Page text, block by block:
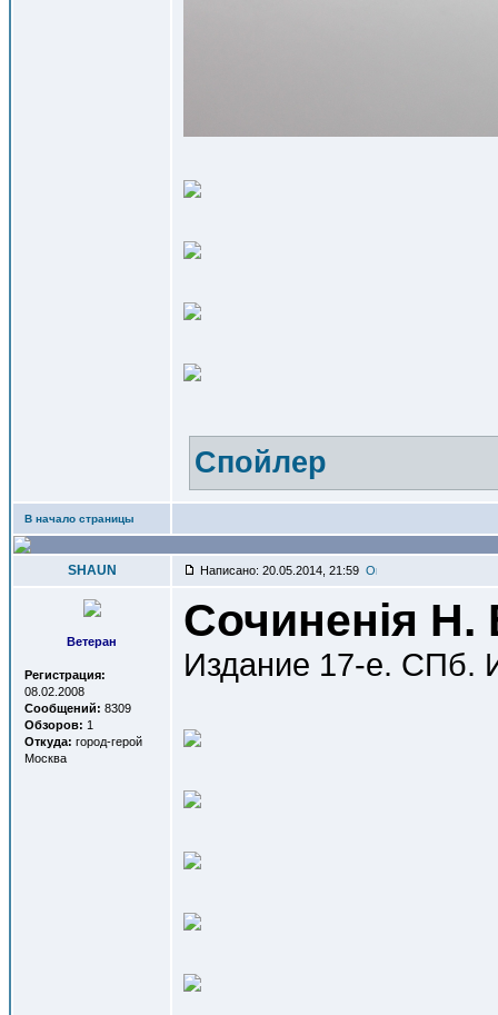
Спойлер
В начало страницы
SHAUN Написано: 20.05.2014, 21:59
Ветеран
Регистрация:
08.02.2008
Сообщений: 8309
Обзоров: 1
Откуда: город-герой
Москва
Сочиненiя Н.
Издание 17-е. СПб.